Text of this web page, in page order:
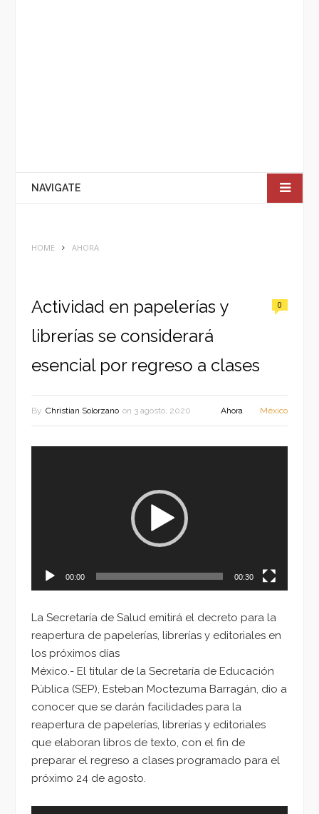
NAVIGATE
HOME AHORA
Actividad en papelerías y
librerías se considerará
esencial por regreso a clases
0
By Christian Solorzano on 3 agosto, 2020 Ahora México
00:00 00:30
La Secretaría de Salud emitirá el decreto para la
reapertura de papelerías, librerías y editoriales en
los próximos días
México.- El titular de la Secretaría de Educación
Pública (SEP), Esteban Moctezuma Barragán, dio a
conocer que se darán facilidades para la
reapertura de papelerías, librerías y editoriales
que elaboran libros de texto, con el fin de
preparar el regreso a clases programado para el
próximo 24 de agosto.